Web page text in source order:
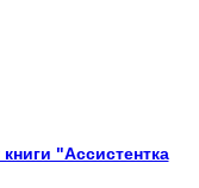
"Ассистентка